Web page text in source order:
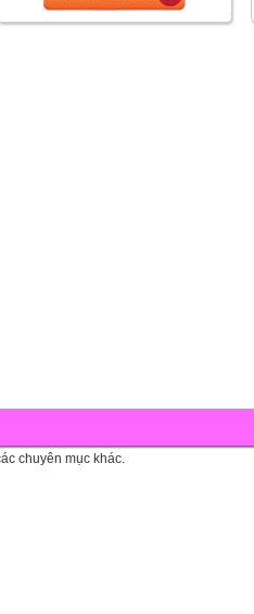
chuyên mục khác.